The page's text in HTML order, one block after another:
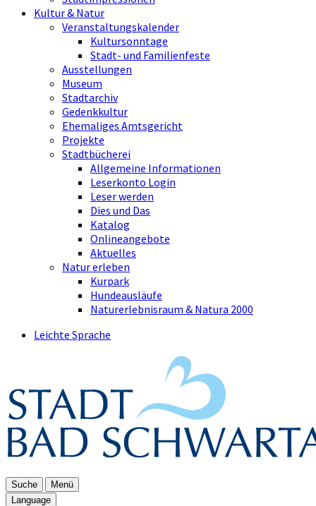
Kultur & Natur
Veranstaltungskalender
Kultursonntage
Stadt- und Familienfeste
Ausstellungen
Museum
Stadtarchiv
Gedenkkultur
Ehemaliges Amtsgericht
Projekte
Stadtbücherei
Allgemeine Informationen
Leserkonto Login
Leser werden
Dies und Das
Katalog
Onlineangebote
Aktuelles
Natur erleben
Kurpark
Hundeausläufe
Naturerlebnisraum & Natura 2000
Leichte Sprache
Suche
Menü
Language